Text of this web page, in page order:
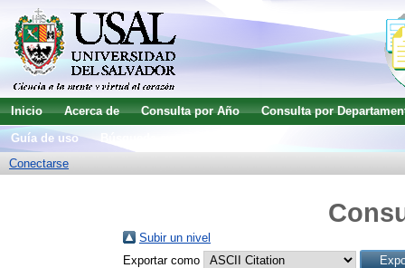
Inicio Acerca de Consulta por Año
Consulta por
Guía de uso
Conectarse
Subir un nivel
Exportar como